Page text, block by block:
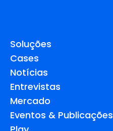
Soluções
Cases
Notícias
Entrevistas
Mercado
Eventos & Publicações